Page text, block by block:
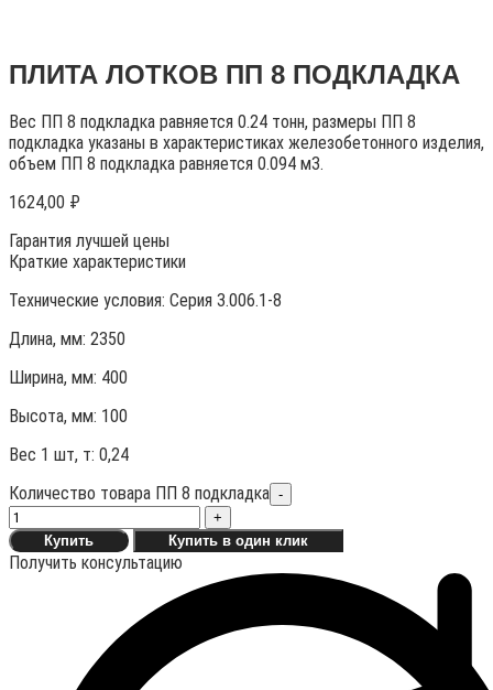
ПЛИТА ЛОТКОВ ПП 8 ПОДКЛАДКА
Вес ПП 8 подкладка равняется 0.24 тонн, размеры ПП 8
подкладка указаны в характеристиках железобетонного изделия,
объем ПП 8 подкладка равняется 0.094 м3.
1624,00 ₽
Гарантия лучшей цены
Краткие характеристики
Технические условия: Серия 3.006.1-8
Длина, мм: 2350
Ширина, мм: 400
Высота, мм: 100
Вес 1 шт, т: 0,24
Количество товара ПП 8 подкладка -
+
Купить
Купить в один клик
Получить консультацию